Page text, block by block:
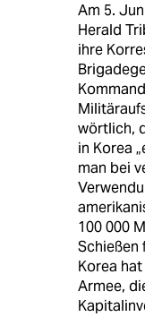
Am 5.
Herald
ihre
wörtlich,
in Korea
man bei
100 000
Schießen
Korea
Armee,